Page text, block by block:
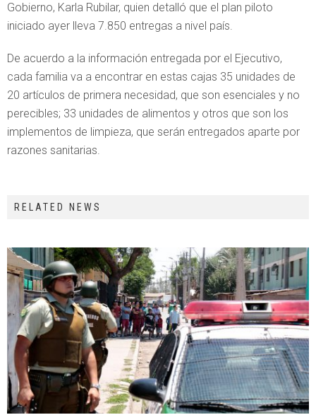
Gobierno, Karla Rubilar, quien detalló que el plan piloto
iniciado ayer lleva 7.850 entregas a nivel país.
De acuerdo a la información entregada por el Ejecutivo,
cada familia va a encontrar en estas cajas 35 unidades de
20 artículos de primera necesidad, que son esenciales y no
perecibles; 33 unidades de alimentos y otros que son los
implementos de limpieza, que serán entregados aparte por
razones sanitarias.
RELATED NEWS